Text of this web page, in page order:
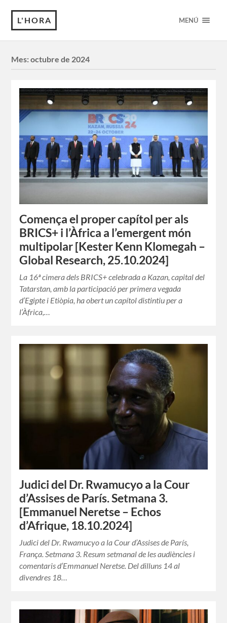
L'HORA MENÚ
Mes:octubre de 2024
Comença el proper capítol per als
BRICS+ i l’Àfrica a l’emergent món
multipolar [Kester Kenn Klomegah –
Global Research, 25.10.2024]
La 16ª cimera dels BRICS+ celebrada a Kazan, capital del
Tatarstan, amb la participació per primera vegada
d’Egipte i Etiòpia, ha obert un capítol distintiu per a
l’Àfrica,…
Judici del Dr. Rwamucyo a la Cour
d’Assises de París. Setmana 3.
[Emmanuel Neretse – Echos
d’Afrique, 18.10.2024]
Judici del Dr. Rwamucyo a la Cour d’Assises de París,
França. Setmana 3. Resum setmanal de les audiències i
comentaris d’Emmanuel Neretse. Del dilluns 14 al
divendres 18…